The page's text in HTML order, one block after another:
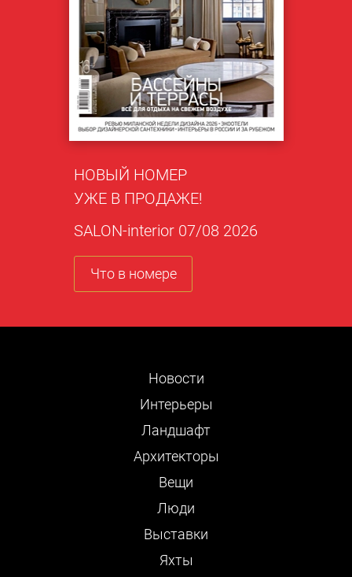
НОВЫЙ НОМЕР
УЖЕ В ПРОДАЖЕ!
SALON-interior 07/08 2026
Что в номере
Новости
Интерьеры
Ландшафт
Архитекторы
Вещи
Люди
Выставки
Яхты